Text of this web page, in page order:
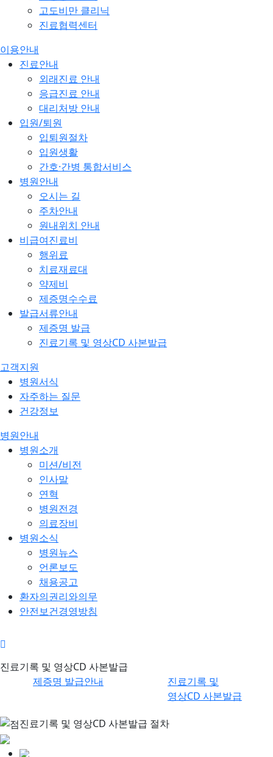
고도비만 클리닉
진료협력센터
이용안내
진료안내
외래진료 안내
응급진료 안내
대리처방 안내
입원/퇴원
입퇴원절차
입원생활
간호·간병 통합서비스
병원안내
오시는 길
주차안내
원내위치 안내
비급여진료비
행위료
치료재료대
약제비
제증명수수료
발급서류안내
제증명 발급
진료기록 및 영상CD 사본발급
고객지원
병원서식
자주하는 질문
건강정보
병원안내
병원소개
미션/비전
인사말
연혁
병원전경
의료장비
병원소식
병원뉴스
언론보도
채용공고
환자의권리와의무
안전보건경영방침
내 급
진료기록 및 영상CD 사본발급
제증명 발급안내
진료기록 및
영상CD 사본발급
진료기록 및 영상CD 사본발급 절차